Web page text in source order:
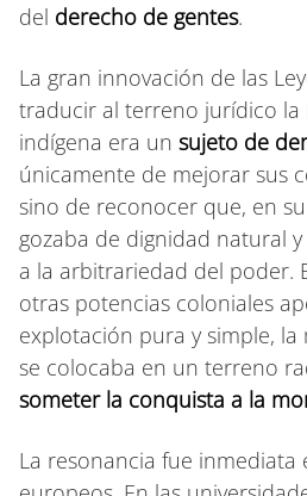
del derecho de gentes.
La gran innovación de las
traducir al terreno jurídico la
indígena era un sujeto de
únicamente de mejorar sus
sino de reconocer que, en
gozaba de dignidad natural
a la arbitrariedad del poder.
otras potencias coloniales
explotación pura y simple,
se colocaba en un terreno
someter la conquista a la
La resonancia fue inmediata